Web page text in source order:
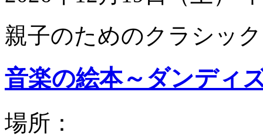
親子のためのクラシッ
音楽の絵本～ダンディ
場所：